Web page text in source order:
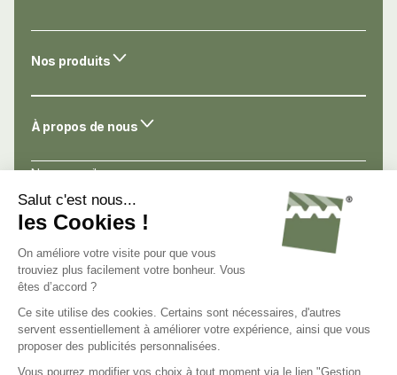
À propos de nous
Nos conseils
Nos atouts
Avis de nos clients
Nous connaître
Nous contacter
C.G.V.
Mentions légales
Politique de confidentialité
Nos produits